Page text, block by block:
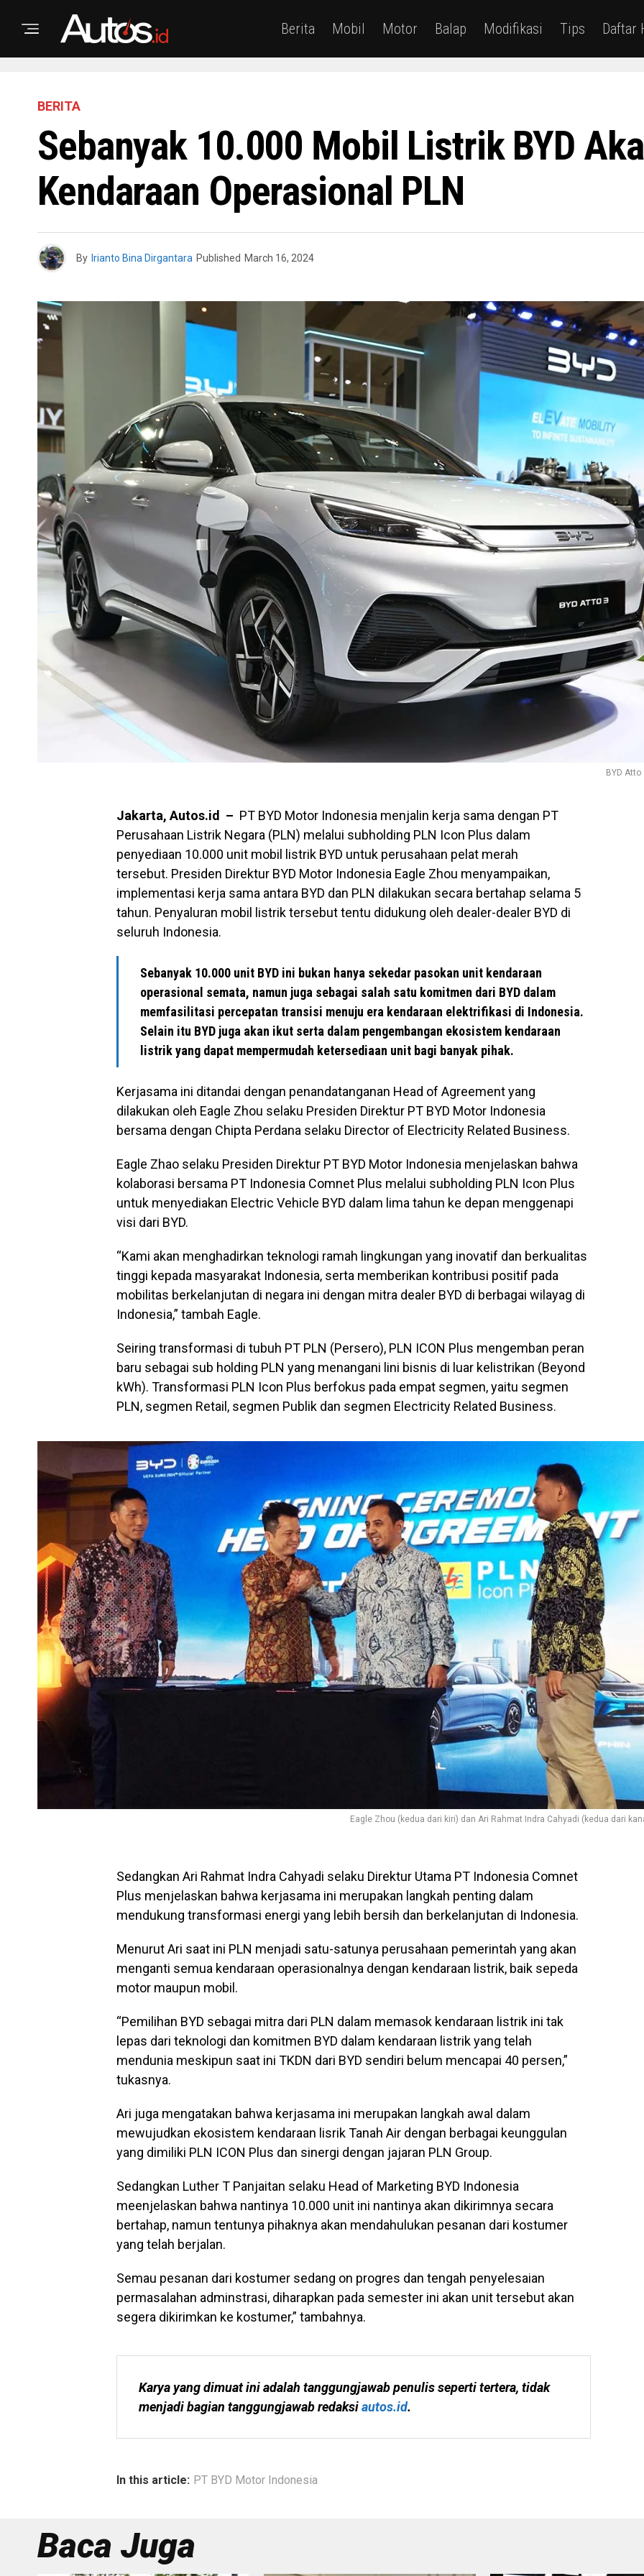
Berita Mobil Motor Balap Modifikasi Tips Daftar
BERITA
Sebanyak 10.000 Mobil Listrik BYD
Kendaraan Operasional PLN
By Irianto Bina Dirgantara Published March 16, 2024
BYD Atto
Jakarta, Autos.id – PT BYD Motor Indonesia menjalin kerja sama dengan PT
Perusahaan Listrik Negara (PLN) melalui subholding PLN Icon Plus dalam
penyediaan 10.000 unit mobil listrik BYD untuk perusahaan pelat merah
tersebut. Presiden Direktur BYD Motor Indonesia Eagle Zhou menyampaikan,
implementasi kerja sama antara BYD dan PLN dilakukan secara bertahap selama 5
tahun. Penyaluran mobil listrik tersebut tentu didukung oleh dealer-dealer BYD di
seluruh Indonesia.
Sebanyak 10.000 unit BYD ini bukan hanya sekedar pasokan unit kendaraan
operasional semata, namun juga sebagai salah satu komitmen dari BYD dalam
memfasilitasi percepatan transisi menuju era kendaraan elektrifikasi di Indonesia.
Selain itu BYD juga akan ikut serta dalam pengembangan ekosistem kendaraan
listrik yang dapat mempermudah ketersediaan unit bagi banyak pihak.
Kerjasama ini ditandai dengan penandatanganan Head of Agreement yang
dilakukan oleh Eagle Zhou selaku Presiden Direktur PT BYD Motor Indonesia
bersama dengan Chipta Perdana selaku Director of Electricity Related Business.
Eagle Zhao selaku Presiden Direktur PT BYD Motor Indonesia menjelaskan bahwa
kolaborasi bersama PT Indonesia Comnet Plus melalui subholding PLN Icon Plus
untuk menyediakan Electric Vehicle BYD dalam lima tahun ke depan menggenapi
visi dari BYD.
“Kami akan menghadirkan teknologi ramah lingkungan yang inovatif dan berkualitas
tinggi kepada masyarakat Indonesia, serta memberikan kontribusi positif pada
mobilitas berkelanjutan di negara ini dengan mitra dealer BYD di berbagai wilayag di
Indonesia,” tambah Eagle.
Seiring transformasi di tubuh PT PLN (Persero), PLN ICON Plus mengemban peran
baru sebagai sub holding PLN yang menangani lini bisnis di luar kelistrikan (Beyond
kWh). Transformasi PLN Icon Plus berfokus pada empat segmen, yaitu segmen
PLN, segmen Retail, segmen Publik dan segmen Electricity Related Business.
Eagle Zhou (kedua dari kiri) dan Ari Rahmat Indra Cahyadi (kedua dari
Sedangkan Ari Rahmat Indra Cahyadi selaku Direktur Utama PT Indonesia Comnet
Plus menjelaskan bahwa kerjasama ini merupakan langkah penting dalam
mendukung transformasi energi yang lebih bersih dan berkelanjutan di Indonesia.
Menurut Ari saat ini PLN menjadi satu-satunya perusahaan pemerintah yang akan
menganti semua kendaraan operasionalnya dengan kendaraan listrik, baik sepeda
motor maupun mobil.
“Pemilihan BYD sebagai mitra dari PLN dalam memasok kendaraan listrik ini tak
lepas dari teknologi dan komitmen BYD dalam kendaraan listrik yang telah
mendunia meskipun saat ini TKDN dari BYD sendiri belum mencapai 40 persen,”
tukasnya.
Ari juga mengatakan bahwa kerjasama ini merupakan langkah awal dalam
mewujudkan ekosistem kendaraan lisrik Tanah Air dengan berbagai keunggulan
yang dimiliki PLN ICON Plus dan sinergi dengan jajaran PLN Group.
Sedangkan Luther T Panjaitan selaku Head of Marketing BYD Indonesia
meenjelaskan bahwa nantinya 10.000 unit ini nantinya akan dikirimnya secara
bertahap, namun tentunya pihaknya akan mendahulukan pesanan dari kostumer
yang telah berjalan.
Semau pesanan dari kostumer sedang on progres dan tengah penyelesaian
permasalahan adminstrasi, diharapkan pada semester ini akan unit tersebut akan
segera dikirimkan ke kostumer,” tambahnya.
Karya yang dimuat ini adalah tanggungjawab penulis seperti tertera, tidak
menjadi bagian tanggungjawab redaksi autos.id.
In this article: PT BYD Motor Indonesia
Baca Juga